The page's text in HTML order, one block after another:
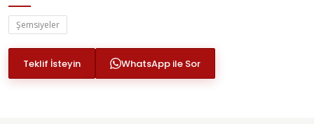
Şemsiyeler
Teklif İsteyin WhatsApp ile Sor